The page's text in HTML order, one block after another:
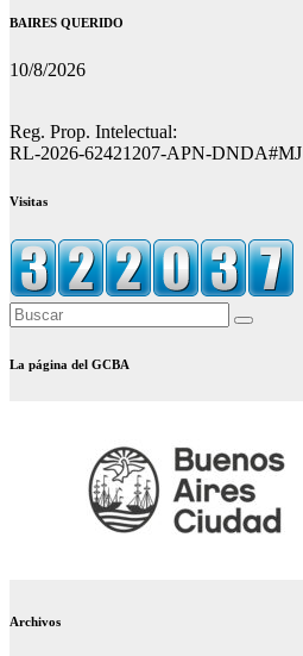
BAIRES QUERIDO
10/8/2026
Reg. Prop. Intelectual:
RL-2026-62421207-APN-DNDA#MJ
Visitas
La página del GCBA
Archivos